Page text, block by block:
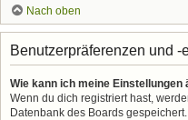
Nach oben
Benutzerpräferenzen und -
Wie kann ich meine Einstellungen
Wenn du dich registriert hast,
Datenbank des Boards